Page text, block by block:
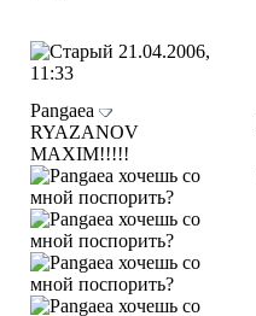
21.04.2006,
11:33
Pangaea
RYAZANOV
MAXIM!!!!!